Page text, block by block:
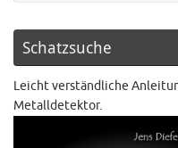
Schatzsuche
Leicht verständliche
Metalldetektor.